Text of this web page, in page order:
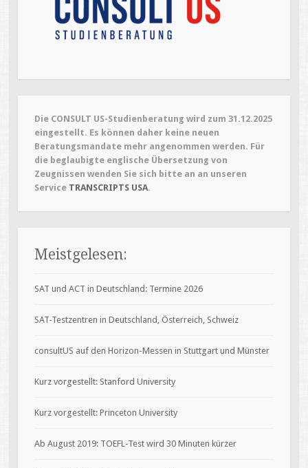
Die CONSULT US-Studienberatung wird zum 31.12.2025
eingestellt. Es können daher keine neuen
Beratungsmandate mehr angenommen werden. Für
die beglaubigte englische Übersetzung von
Zeugnissen wenden Sie sich bitte an an unseren
Service TRANSCRIPTS USA.
Meistgelesen:
SAT und ACT in Deutschland: Termine 2026
SAT-Testzentren in Deutschland, Österreich, Schweiz
consultUS auf den Horizon-Messen in Stuttgart und Münster
Kurz vorgestellt: Stanford University
Kurz vorgestellt: Princeton University
Ab August 2019: TOEFL-Test wird 30 Minuten kürzer